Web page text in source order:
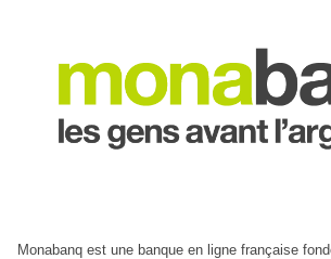
Monabanq est une banque en ligne française